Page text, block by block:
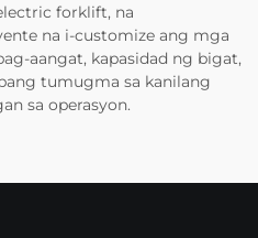
forklift, na
na i-customize ang mga
aangat, kapasidad ng bigat,
tumugma sa kanilang
sa operasyon.